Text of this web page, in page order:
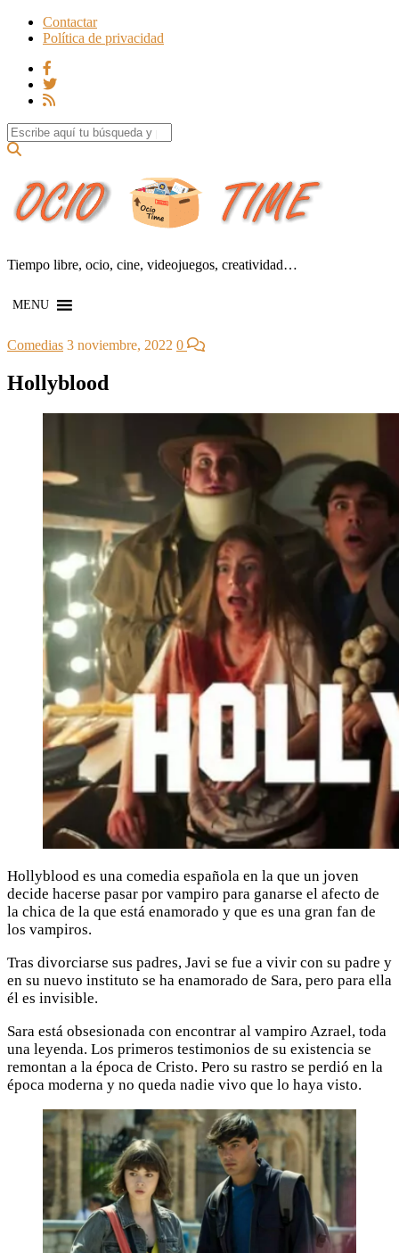
Contactar
Política de privacidad
Search for:
Tiempo libre, ocio, cine, videojuegos, creatividad…
MENU
Comedias 3 noviembre, 2022 0
Hollyblood
Hollyblood es una comedia española en la que un joven
decide hacerse pasar por vampiro para ganarse el afecto de
la chica de la que está enamorado y que es una gran fan de
los vampiros.
Tras divorciarse sus padres, Javi se fue a vivir con su padre y
en su nuevo instituto se ha enamorado de Sara, pero para ella
él es invisible.
Sara está obsesionada con encontrar al vampiro Azrael, toda
una leyenda. Los primeros testimonios de su existencia se
remontan a la época de Cristo. Pero su rastro se perdió en la
época moderna y no queda nadie vivo que lo haya visto.